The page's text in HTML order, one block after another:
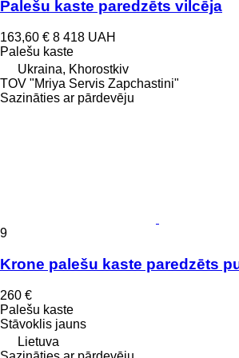
Palešu kaste paredzēts vilcēja
163,60 € 8 418 UAH
Palešu kaste
Ukraina, Khorostkiv
TOV "Mriya Servis Zapchastini"
Sazināties ar pārdevēju
9
Krone palešu kaste paredzēts
260 €
Palešu kaste
Stāvoklis jauns
Lietuva